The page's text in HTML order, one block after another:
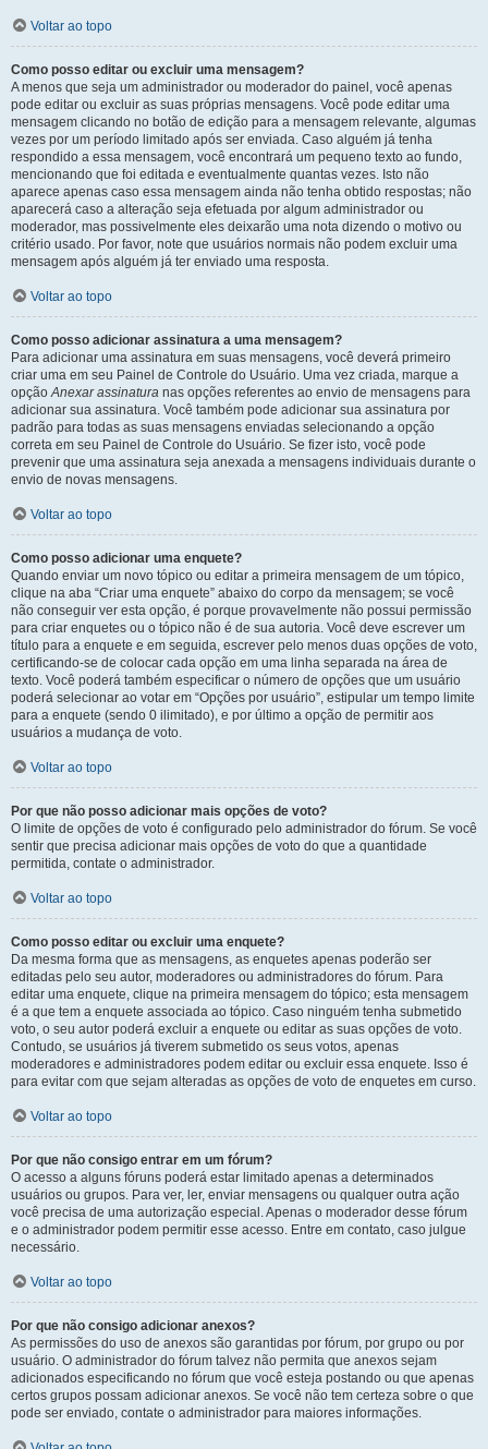
Voltar ao topo
Como posso editar ou excluir uma mensagem?
A menos que seja um administrador ou moderador do painel, você apenas
pode editar ou excluir as suas próprias mensagens. Você pode editar uma
mensagem clicando no botão de edição para a mensagem relevante, algumas
vezes por um período limitado após ser enviada. Caso alguém já tenha
respondido a essa mensagem, você encontrará um pequeno texto ao fundo,
mencionando que foi editada e eventualmente quantas vezes. Isto não
aparece apenas caso essa mensagem ainda não tenha obtido respostas; não
aparecerá caso a alteração seja efetuada por algum administrador ou
moderador, mas possivelmente eles deixarão uma nota dizendo o motivo ou
critério usado. Por favor, note que usuários normais não podem excluir uma
mensagem após alguém já ter enviado uma resposta.
Voltar ao topo
Como posso adicionar assinatura a uma mensagem?
Para adicionar uma assinatura em suas mensagens, você deverá primeiro
criar uma em seu Painel de Controle do Usuário. Uma vez criada, marque a
opçãoAnexar assinatura nas opções referentes ao envio de mensagens para
adicionar sua assinatura. Você também pode adicionar sua assinatura por
padrão para todas as suas mensagens enviadas selecionando a opção
correta em seu Painel de Controle do Usuário. Se fizer isto, você pode
prevenir que uma assinatura seja anexada a mensagens individuais durante o
envio de novas mensagens.
Voltar ao topo
Como posso adicionar uma enquete?
Quando enviar um novo tópico ou editar a primeira mensagem de um tópico,
clique na aba “Criar uma enquete” abaixo do corpo da mensagem; se você
não conseguir ver esta opção, é porque provavelmente não possui permissão
para criar enquetes ou o tópico não é de sua autoria. Você deve escrever um
título para a enquete e em seguida, escrever pelo menos duas opções de voto,
certificando-se de colocar cada opção em uma linha separada na área de
texto. Você poderá também especificar o número de opções que um usuário
poderá selecionar ao votar em “Opções por usuário”, estipular um tempo limite
para a enquete (sendo 0 ilimitado), e por último a opção de permitir aos
usuários a mudança de voto.
Voltar ao topo
Por que não posso adicionar mais opções de voto?
O limite de opções de voto é configurado pelo administrador do fórum. Se você
sentir que precisa adicionar mais opções de voto do que a quantidade
permitida, contate o administrador.
Voltar ao topo
Como posso editar ou excluir uma enquete?
Da mesma forma que as mensagens, as enquetes apenas poderão ser
editadas pelo seu autor, moderadores ou administradores do fórum. Para
editar uma enquete, clique na primeira mensagem do tópico; esta mensagem
é a que tem a enquete associada ao tópico. Caso ninguém tenha submetido
voto, o seu autor poderá excluir a enquete ou editar as suas opções de voto.
Contudo, se usuários já tiverem submetido os seus votos, apenas
moderadores e administradores podem editar ou excluir essa enquete. Isso é
para evitar com que sejam alteradas as opções de voto de enquetes em curso.
Voltar ao topo
Por que não consigo entrar em um fórum?
O acesso a alguns fóruns poderá estar limitado apenas a determinados
usuários ou grupos. Para ver, ler, enviar mensagens ou qualquer outra ação
você precisa de uma autorização especial. Apenas o moderador desse fórum
e o administrador podem permitir esse acesso. Entre em contato, caso julgue
necessário.
Voltar ao topo
Por que não consigo adicionar anexos?
As permissões do uso de anexos são garantidas por fórum, por grupo ou por
usuário. O administrador do fórum talvez não permita que anexos sejam
adicionados especificando no fórum que você esteja postando ou que apenas
certos grupos possam adicionar anexos. Se você não tem certeza sobre o que
pode ser enviado, contate o administrador para maiores informações.